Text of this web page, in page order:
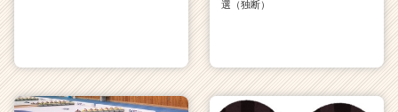
選（独断）